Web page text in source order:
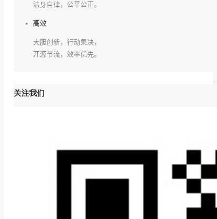
洁身自律，公平公正。
高效
大胆创新，行动果决，
开源节流，效率优先。
关注我们